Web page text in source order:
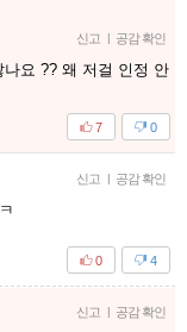
신고 | 공감 확인
요 ?? 왜 저걸 인정 안
0
7
신고 | 공감 확인
4
0
신고 | 공감 확인